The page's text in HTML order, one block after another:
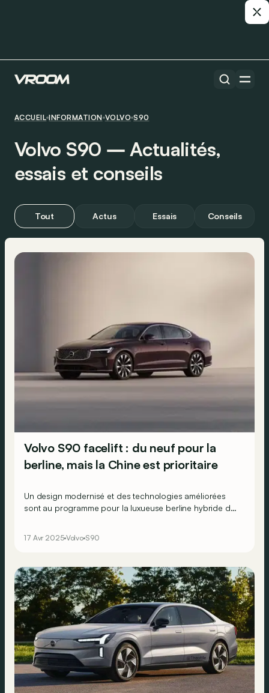
ACCUEIL INFORMATION VOLVO S90
Volvo S90 ― Actualités,
essais et conseils
Tout Actus Essais Conseils
Volvo S90 facelift : du neuf pour la
berline, mais la Chine est prioritaire
Un design modernisé et des technologies améliorées
sont au programme pour la luxueuse berline hybride de
17 Avr 2025 Volvo S90